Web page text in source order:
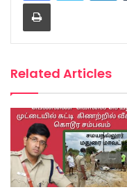
Print
Related Articles